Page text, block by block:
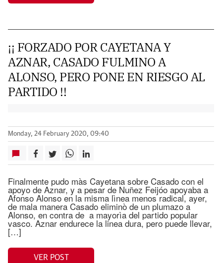
¡¡ FORZADO POR CAYETANA Y
AZNAR, CASADO FULMINO A
ALONSO, PERO PONE EN RIESGO AL
PARTIDO !!
Monday, 24 February 2020, 09:40
Finalmente pudo màs Cayetana sobre Casado con el
apoyo de Aznar, y a pesar de Nuñez Feijóo apoyaba a
Afonso Alonso en la misma lìnea menos radical, ayer,
de mala manera Casado eliminò de un plumazo a
Alonso, en contra de a mayorìa del partido popular
vasco. Aznar endurece la linea dura, pero puede llevar,
[…]
VER POST